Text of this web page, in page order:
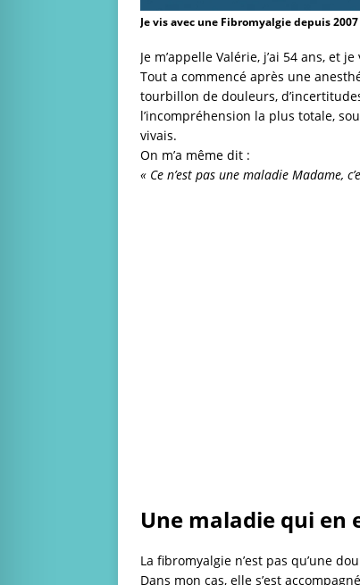
Je vis avec une Fibromyalgie depuis 2007
Je m’appelle Valérie, j’ai 54 ans, et
Tout a commencé après une
tourbillon de douleurs,
l’incompréhension la plus totale,
vivais.
On m’a même dit :
« Ce n’est pas une maladie Madame,
Une maladie qui en
La fibromyalgie n’est pas qu’une
Dans mon cas, elle s’est